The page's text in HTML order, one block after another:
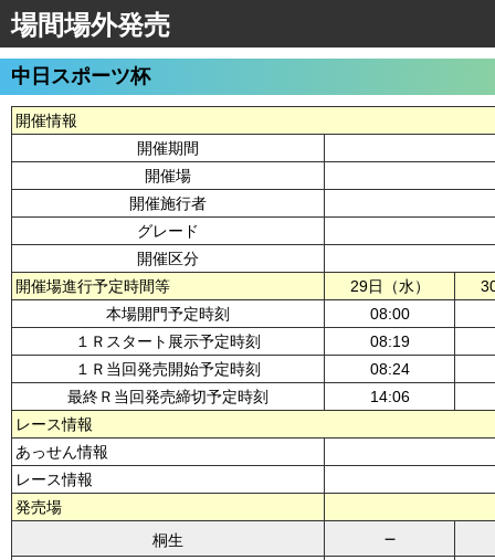
場間場外発売
中日スポーツ杯
開催情報
開催期間
開催場
開催施行者
グレード
開催区分
開催場進行予定時間等
29日（水）
本場開門予定時刻
08:00
１Ｒスタート展示予定時刻
08:19
１Ｒ当回発売開始予定時刻
08:24
最終Ｒ当回発売締切予定時刻
14:06
レース情報
あっせん情報
レース情報
発売場
桐生
－